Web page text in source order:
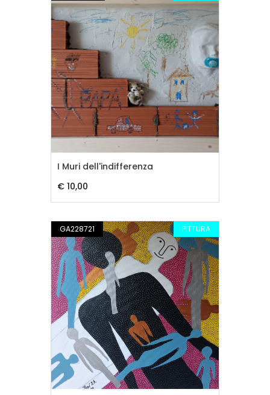
I Muri dell'indifferenza
€ 10,00
GA228721 PITTURA